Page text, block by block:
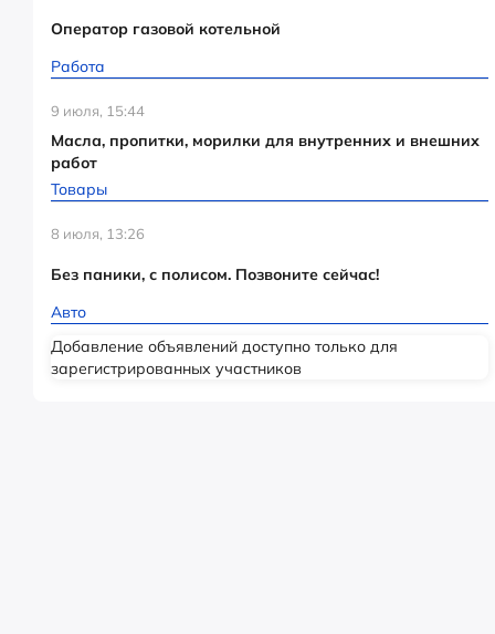
Оператор газовой котельной
Работа
9 июля, 15:44
Масла, пропитки, морилки для внутренних и внешних
работ
Товары
8 июля, 13:26
Без паники, с полисом. Позвоните сейчас!
Авто
Добавление объявлений доступно только для
зарегистрированных участников